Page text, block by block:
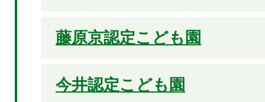
藤原京認定こども園
今井認定こども園